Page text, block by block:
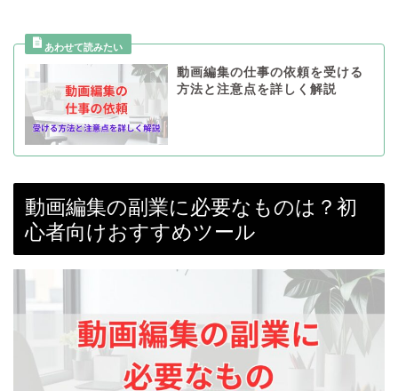
動画編集の仕事の依頼を受ける
方法と注意点を詳しく解説
動画編集の副業に必要なものは？初
心者向けおすすめツール